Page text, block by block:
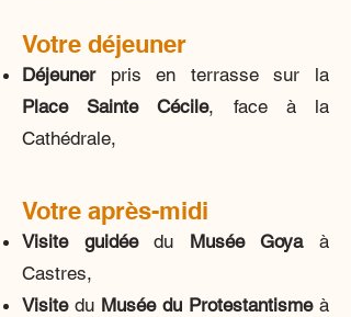
Votre déjeuner
Déjeuner pris en terrasse sur la
Place Sainte Cécile, face à la
Cathédrale,
Votre après-midi
Visite guidéedu Musée Goyaà
Castres,
Visitedu Musée du Protestantismeà